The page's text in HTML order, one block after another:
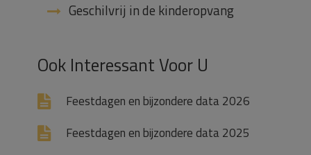
Geschilvrij in de kinderopvang
Ook Interessant Voor U
Feestdagen en bijzondere data 2026
Feestdagen en bijzondere data 2025